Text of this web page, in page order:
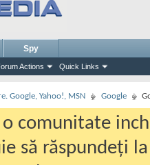
Actions Quick Links
Spy
Google, Yahoo!, MSN Google
o comunitate
să răspundeți